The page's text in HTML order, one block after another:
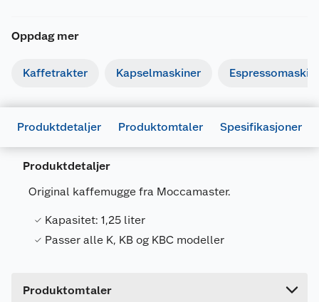
Oppdag mer
Kaffetrakter Kapselmaskiner
Produktdetaljer Produktomtaler Spesifikasjoner
Produktdetaljer
Original kaffemugge fra Moccamaster.
Kapasitet: 1,25 liter
Passer alle K, KB og KBC modeller
Produktomtaler
Generelt
Forpakningsmål